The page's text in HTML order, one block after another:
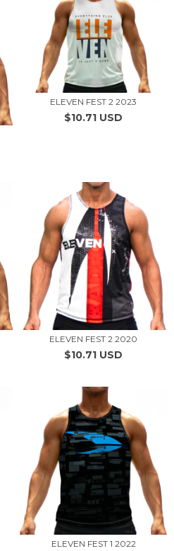
ELEVEN FEST 2 2023
$10.71 USD
ELEVEN FEST 2 2020
$10.71 USD
ELEVEN FEST 1 2022